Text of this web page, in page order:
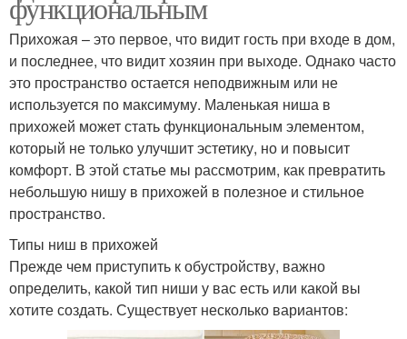
Прихожая – это первое, что видит гость при входе в дом,
и последнее, что видит хозяин при выходе. Однако часто
это пространство остается неподвижным или не
используется по максимуму. Маленькая ниша в
прихожей может стать функциональным элементом,
который не только улучшит эстетику, но и повысит
комфорт. В этой статье мы рассмотрим, как превратить
небольшую нишу в прихожей в полезное и стильное
пространство.
Типы ниш в прихожей
Прежде чем приступить к обустройству, важно
определить, какой тип ниши у вас есть или какой вы
хотите создать. Существует несколько вариантов: